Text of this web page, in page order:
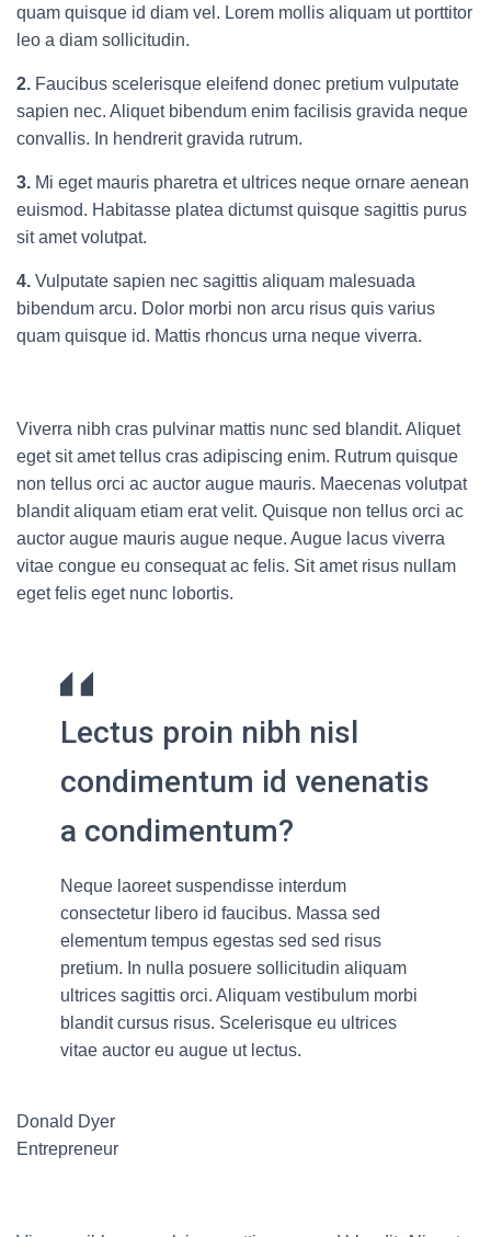
quam quisque id diam vel. Lorem mollis aliquam ut porttitor
leo a diam sollicitudin.
2. Faucibus scelerisque eleifend donec pretium vulputate
sapien nec. Aliquet bibendum enim facilisis gravida neque
convallis. In hendrerit gravida rutrum.
3. Mi eget mauris pharetra et ultrices neque ornare aenean
euismod. Habitasse platea dictumst quisque sagittis purus
sit amet volutpat.
4. Vulputate sapien nec sagittis aliquam malesuada
bibendum arcu. Dolor morbi non arcu risus quis varius
quam quisque id. Mattis rhoncus urna neque viverra.
Viverra nibh cras pulvinar mattis nunc sed blandit. Aliquet
eget sit amet tellus cras adipiscing enim. Rutrum quisque
non tellus orci ac auctor augue mauris. Maecenas volutpat
blandit aliquam etiam erat velit. Quisque non tellus orci ac
auctor augue mauris augue neque. Augue lacus viverra
vitae congue eu consequat ac felis. Sit amet risus nullam
eget felis eget nunc lobortis.
Lectus proin nibh nisl
condimentum id venenatis
a condimentum?
Neque laoreet suspendisse interdum
consectetur libero id faucibus. Massa sed
elementum tempus egestas sed sed risus
pretium. In nulla posuere sollicitudin aliquam
ultrices sagittis orci. Aliquam vestibulum morbi
blandit cursus risus. Scelerisque eu ultrices
vitae auctor eu augue ut lectus.
Donald Dyer
Entrepreneur